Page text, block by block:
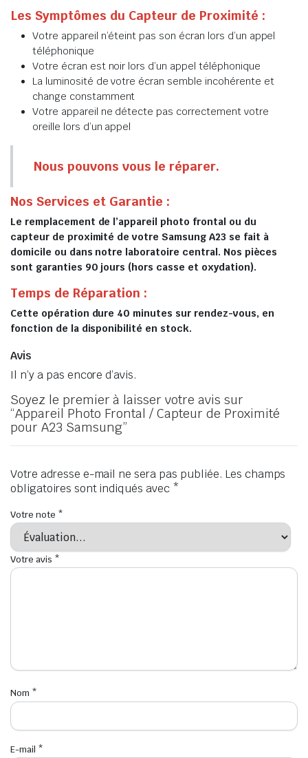
Les Symptômes du Capteur de Proximité :
Votre appareil n’éteint pas son écran lors d’un appel
téléphonique
Votre écran est noir lors d’un appel téléphonique
La luminosité de votre écran semble incohérente et
change constamment
Votre appareil ne détecte pas correctement votre
oreille lors d’un appel
Nous pouvons vous le réparer.
Nos Services et Garantie :
Le remplacement de l’appareil photo frontal ou du
capteur de proximité de votre Samsung A23 se fait à
domicile ou dans notre laboratoire central. Nos pièces
sont garanties 90 jours (hors casse et oxydation).
Temps de Réparation :
Cette opération dure 40 minutes sur rendez-vous, en
fonction de la disponibilité en stock.
Avis
Il n’y a pas encore d’avis.
Soyez le premier à laisser votre avis sur
“Appareil Photo Frontal / Capteur de Proximité
pour A23 Samsung”
Votre adresse e-mail ne sera pas publiée. Les champs
obligatoires sont indiqués avec *
Votre note *
Votre avis *
Nom *
E-mail *